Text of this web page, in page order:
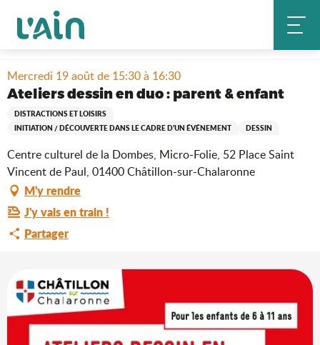
contenu
Accueil Séjourner
Agenda & nouveautés
Ateliers dessin en duo : parent & enfant
Mercredi 19 août de 15:30 à 16:30
Ateliers dessin en duo : parent & enfant
DISTRACTIONS ET LOISIRS
INITIATION / DÉCOUVERTE DANS LE CADRE D'UN ÉVÉNEMENT
DESSIN
Centre culturel de la Dombes, Micro-Folie, 52 Place Saint
Vincent de Paul, 01400 Châtillon-sur-Chalaronne
M'y rendre
J'y vais en train !
Partager